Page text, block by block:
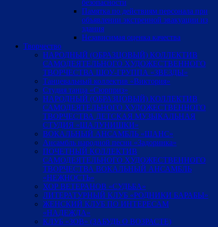
безопасности
Памятка по действиям персонала при
объявлении экстренной эвакуации из
здания
Независимая оценка качества
Творчество
НАРОДНЫЙ (ОБРАЗЦОВЫЙ) КОЛЛЕКТИВ
САМОДЕЯТЕЛЬНОГО ХУДОЖЕСТВЕННОГО
ТВОРЧЕСТВА ШОУ-ГРУППА «ЗВЕЗДЫ»
Танцевальный коллектив «Виктория»
Студия танца «Сюрприз»
НАРОДНЫЙ (ОБРАЗЦОВЫЙ) КОЛЛЕКТИВ
САМОДЕЯТЕЛЬНОГО ХУДОЖЕСТВЕННОГО
ТВОРЧЕСТВА ДЕТСКАЯ МУЗЫКАЛЬНАЯ
СТУДИЯ «ШАЛУНИШКИ»
ВОКАЛЬНЫЙ АНСАМБЛЬ «ШАНС»
Ансамбль народной песни «Задоринка»
ПОЧЕТНЫЙ КОЛЛЕКТИВ
САМОДЕЯТЕЛЬНОГО ХУДОЖЕСТВЕННОГО
ТВОРЧЕСТВА ВОКАЛЬНЫЙ АНСАМБЛЬ
«НЕЖНОСТЬ»
ХОР ВЕТЕРАНОВ «СУДЬБА»
ЛИТЕРАТУРНЫЙ КЛУБ «РОДНИКИ БАРАБЫ»
ЖЕНСКИЙ КЛУБ ПО ИНТЕРЕСАМ
«НАДЕЖДА»
КЛУБ «ЗОВ» (ЗАБУДЬ О ВОЗРАСТЕ)